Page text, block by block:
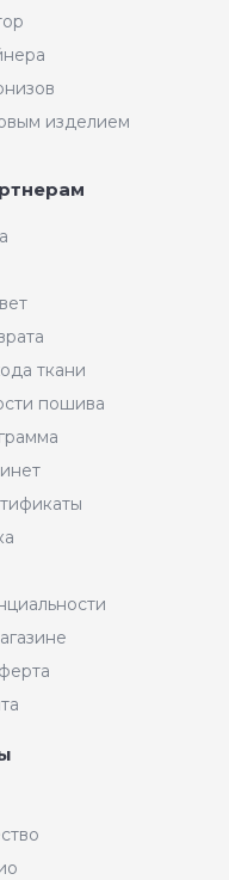
изделием
ткани
пошива